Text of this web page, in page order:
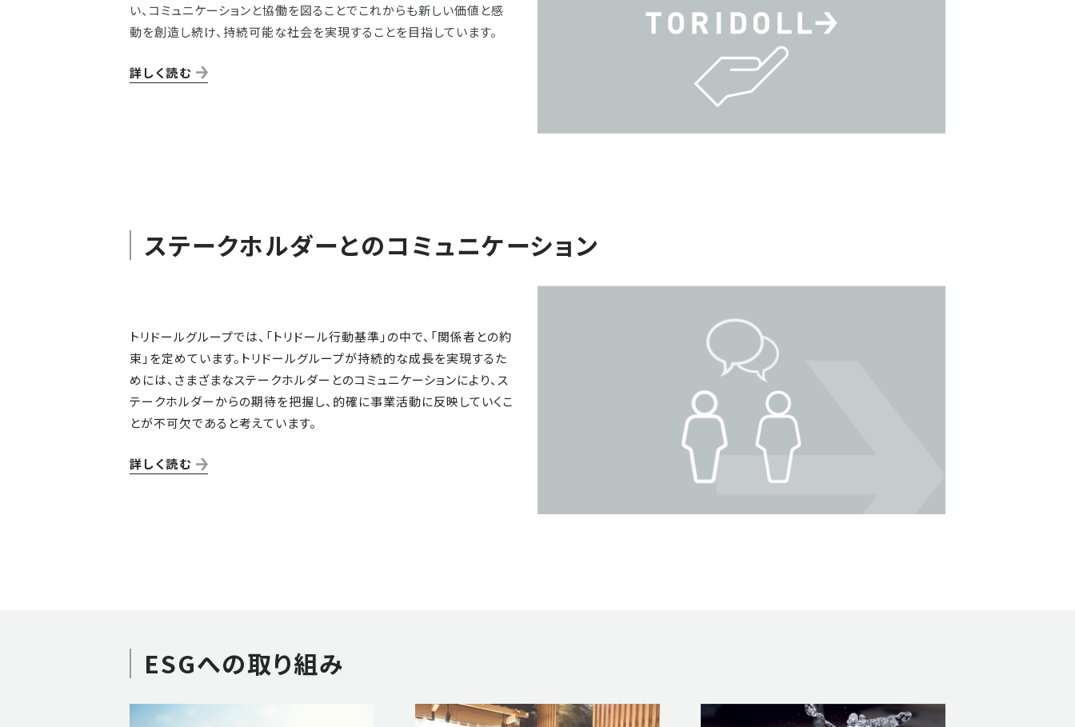
い、コミュニケーションと協働を図ることでこれからも新しい価値と感
動を創造し続け、持続可能な社会を実現することを目指しています。
詳しく読む
ステークホルダーとのコミュニケーション
トリドールグループでは、「トリドール行動基準」の中で、「関係者との約
束」を定めています。トリドールグループが持続的な成長を実現するた
めには、さまざまなステークホルダーとのコミュニケーションにより、ス
テークホルダーからの期待を把握し、的確に事業活動に反映していくこ
とが不可欠であると考えています。
詳しく読む
ESGへの取り組み